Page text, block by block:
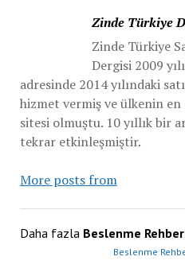
Zinde Türkiye
Zinde Türkiye
Dergisi 2009
adresinde 2014 yılındaki
hizmet vermiş ve ülkenin
sitesi olmuştu. 10 yıllık bir
tekrar etkinleşmiştir.
More posts from
Daha fazla Beslenme
Beslenme